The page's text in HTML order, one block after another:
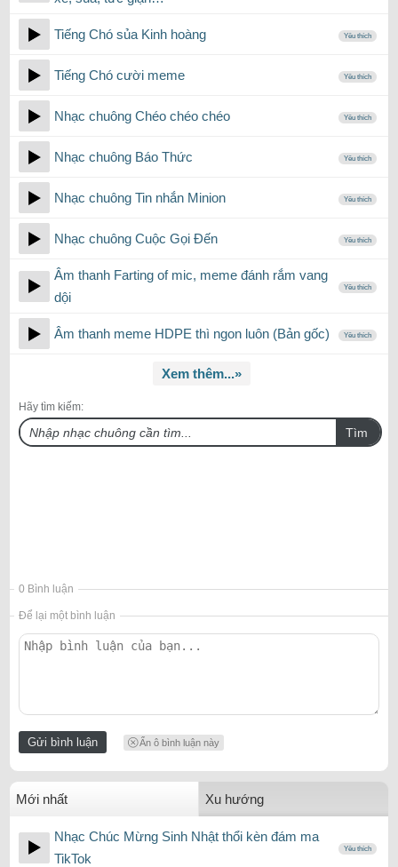
Tiếng Chó sủa Kinh hoàng Yêu thích
Tiếng Chó cười meme Yêu thích
Nhạc chuông Chéo chéo chéo Yêu thích
Nhạc chuông Báo Thức Yêu thích
Nhạc chuông Tin nhắn Minion Yêu thích
Nhạc chuông Cuộc Gọi Đến Yêu thích
Âm thanh Farting of mic, meme đánh rắm vang
dội
Yêu thích
Âm thanh meme HDPE thì ngon luôn (Bản gốc) Yêu thích
Xem thêm...»
Hãy tìm kiếm:
Tìm
0 Bình luận
Để lại một bình luận
Ẩn ô bình luận này
Mới nhất Xu hướng
Nhạc Chúc Mừng Sinh Nhật thổi kèn đám ma
TikTok
Yêu thích